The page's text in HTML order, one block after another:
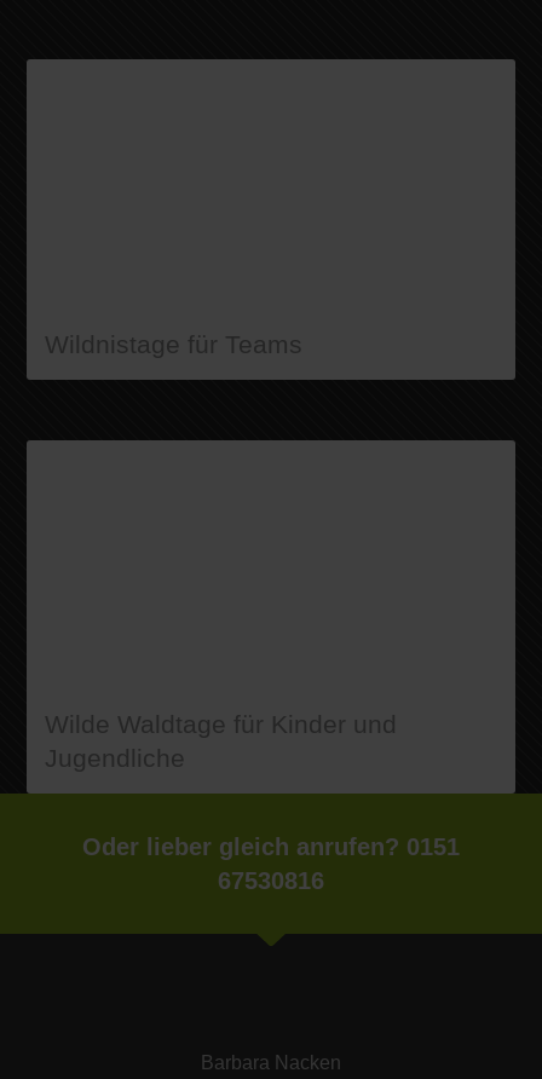
Wildnistage für Teams
Wilde Waldtage für Kinder und
Jugendliche
Oder lieber gleich anrufen? 0151
67530816
Barbara Nacken